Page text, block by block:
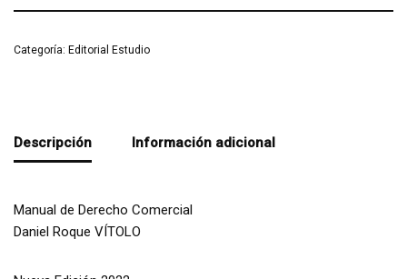
Categoría: Editorial Estudio
Descripción Información adicional
Manual de Derecho Comercial
Daniel Roque VÍTOLO